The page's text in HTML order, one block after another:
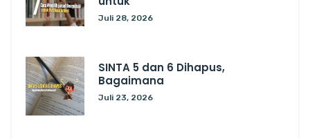
Juli 28, 2026
SINTA 5 dan 6 Dihapus,
Bagaimana
Juli 23, 2026